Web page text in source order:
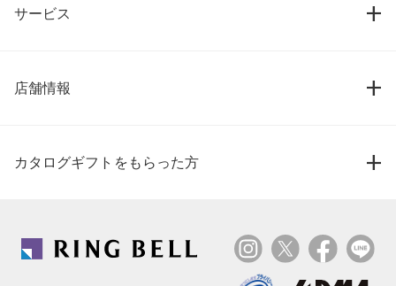
サービス
店舗情報
カタログギフトをもらった方